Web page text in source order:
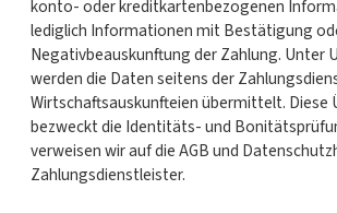
konto- oder kreditkartenbezogenen
lediglich Informationen mit Bestätigung
Negativbeauskunftung der Zahlung. Unter
werden die Daten seitens der
Wirtschaftsauskunfteien übermittelt. Diese
bezweckt die Identitäts- und
verweisen wir auf die AGB und
Zahlungsdienstleister.